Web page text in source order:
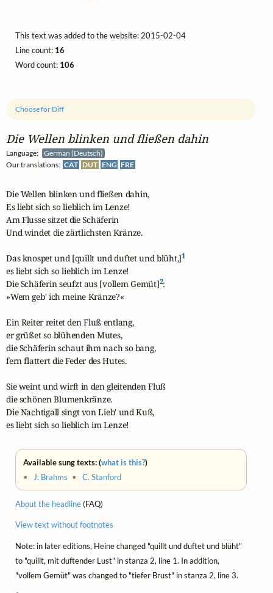
Die Wellen blinken und fließen dahin
Language:
German (Deutsch)
Our translations: CAT DUT ENG FRE
Choose for Diff
Die Wellen blinken und fließen dahin,
Es liebt sich so lieblich im Lenze!
Am Flusse sitzet die Schäferin
Und windet die zärtlichsten Kränze.
Das knospet und [quillt und duftet und blüht,]1
es liebt sich so lieblich im Lenze!
Die Schäferin seufzt aus [vollem Gemüt]2:
»Wem geb' ich meine Kränze?«
Ein Reiter reitet den Fluß entlang,
er grüßet so blühenden Mutes,
die Schäferin schaut ihm nach so bang,
fern flattert die Feder des Hutes.
Sie weint und wirft in den gleitenden Fluß
die schönen Blumenkränze.
Die Nachtigall singt von Lieb' und Kuß,
es liebt sich so lieblich im Lenze!
Available sung texts: (what is this?)
•
J. Brahms •C. Stanford
About the headline(FAQ)
View text without footnotes
Note: in later editions, Heine changed "quillt und duftet und blüht"
to "quillt, mit duftender Lust" in stanza 2, line 1. In addition,
"vollem Gemüt" was changed to "tiefer Brust" in stanza 2, line 3.
This text was added to the website: 2015-02-04
Line count: 16
Word count: 106